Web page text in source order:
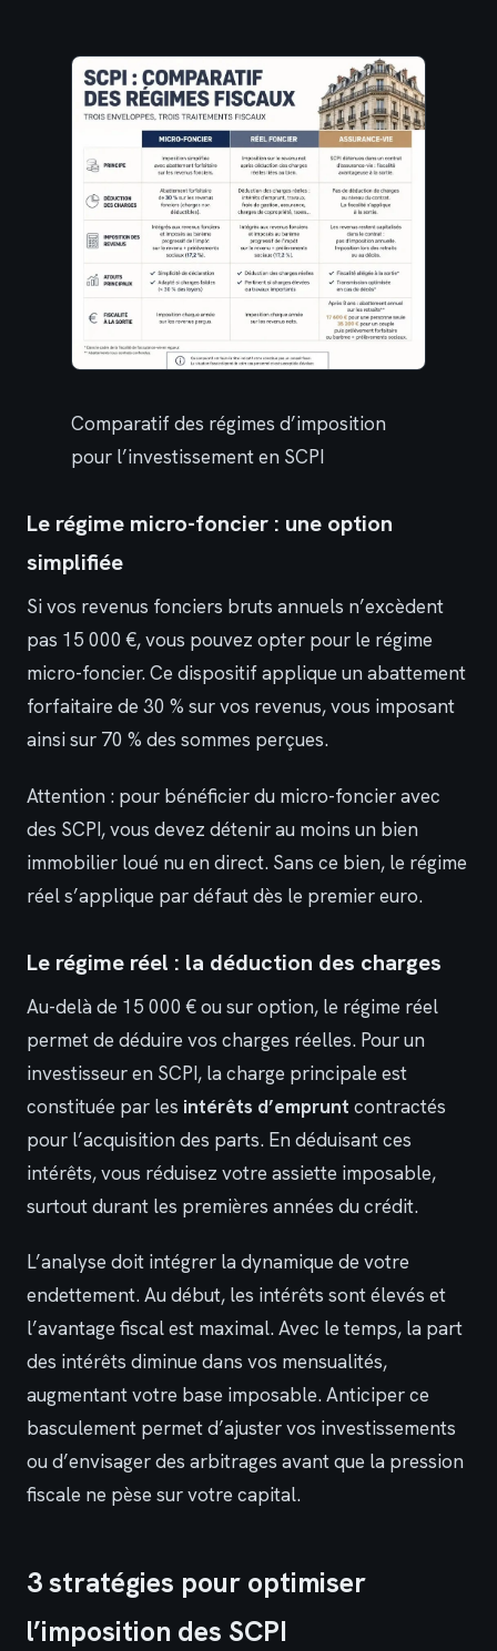
Comparatif des régimes d’imposition
pour l’investissement en SCPI
Le régime micro-foncier : une option
simplifiée
Si vos revenus fonciers bruts annuels n’excèdent
pas 15 000 €, vous pouvez opter pour le régime
micro-foncier. Ce dispositif applique un abattement
forfaitaire de 30 % sur vos revenus, vous imposant
ainsi sur 70 % des sommes perçues.
Attention : pour bénéficier du micro-foncier avec
des SCPI, vous devez détenir au moins un bien
immobilier loué nu en direct. Sans ce bien, le régime
réel s’applique par défaut dès le premier euro.
Le régime réel : la déduction des charges
Au-delà de 15 000 € ou sur option, le régime réel
permet de déduire vos charges réelles. Pour un
investisseur en SCPI, la charge principale est
constituée par les intérêts d’emprunt contractés
pour l’acquisition des parts. En déduisant ces
intérêts, vous réduisez votre assiette imposable,
surtout durant les premières années du crédit.
L’analyse doit intégrer la dynamique de votre
endettement. Au début, les intérêts sont élevés et
l’avantage fiscal est maximal. Avec le temps, la part
des intérêts diminue dans vos mensualités,
augmentant votre base imposable. Anticiper ce
basculement permet d’ajuster vos investissements
ou d’envisager des arbitrages avant que la pression
fiscale ne pèse sur votre capital.
3 stratégies pour optimiser
l’imposition des SCPI